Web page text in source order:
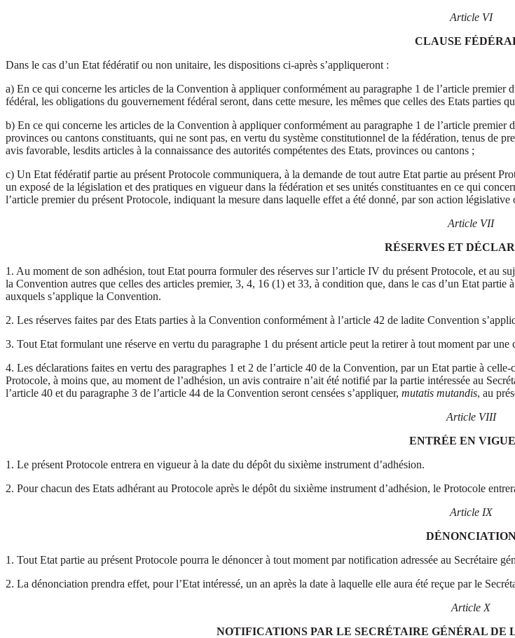
Article VI
CLAUSE
Dans le cas d’un Etat fédératif ou non unitaire, les dispositions ci-après s’appliqueront :
a) En ce qui concerne les articles de la Convention à appliquer conformément au paragraphe 1 de l’article
fédéral, les obligations du gouvernement fédéral seront, dans cette mesure, les mêmes que celles des Etats parties
b) En ce qui concerne les articles de la Convention à appliquer conformément au paragraphe 1 de l’article
provinces ou cantons constituants, qui ne sont pas, en vertu du système constitutionnel de la fédération, tenus de
avis favorable, lesdits articles à la connaissance des autorités compétentes des Etats, provinces ou cantons ;
c) Un Etat fédératif partie au présent Protocole communiquera, à la demande de tout autre Etat partie au présent
un exposé de la législation et des pratiques en vigueur dans la fédération et ses unités constituantes en ce qui
l’article premier du présent Protocole, indiquant la mesure dans laquelle effet a été donné, par son action
Article VII
RÉSERVES ET
1. Au moment de son adhésion, tout Etat pourra formuler des réserves sur l’article IV du présent Protocole, et au
la Convention autres que celles des articles premier, 3, 4, 16 (1) et 33, à condition que, dans le cas d’un Etat
auxquels s’applique la Convention.
2. Les réserves faites par des Etats parties à la Convention conformément à l’article 42 de ladite Convention
3. Tout Etat formulant une réserve en vertu du paragraphe 1 du présent article peut la retirer à tout moment par
4. Les déclarations faites en vertu des paragraphes 1 et 2 de l’article 40 de la Convention, par un Etat partie à
Protocole, à moins que, au moment de l’adhésion, un avis contraire n’ait été notifié par la partie intéressée au
l’article 40 et du paragraphe 3 de l’article 44 de la Convention seront censées s’appliquer, mutatis mutandis, au
Article VIII
ENTRÉE EN
1. Le présent Protocole entrera en vigueur à la date du dépôt du sixième instrument d’adhésion.
2. Pour chacun des Etats adhérant au Protocole après le dépôt du sixième instrument d’adhésion, le Protocole
Article IX
1. Tout Etat partie au présent Protocole pourra le dénoncer à tout moment par notification adressée au Secrétaire
2. La dénonciation prendra effet, pour l’Etat intéressé, un an après la date à laquelle elle aura été reçue par le
Article X
NOTIFICATIONS PAR LE SECRÉTAIRE GÉNÉRAL DE